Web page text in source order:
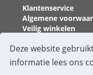
Deze website
informatie lees ons
Klantenservice
Algemene
Veilig winkelen
Borg en Kortingen
Verzekering Regelen